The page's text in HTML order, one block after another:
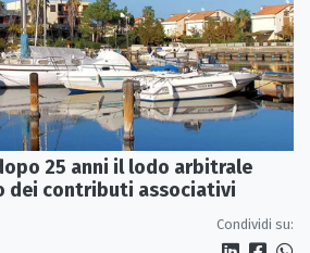
25 anni il lodo arbitrale
dei contributi associativi
Condividi su: